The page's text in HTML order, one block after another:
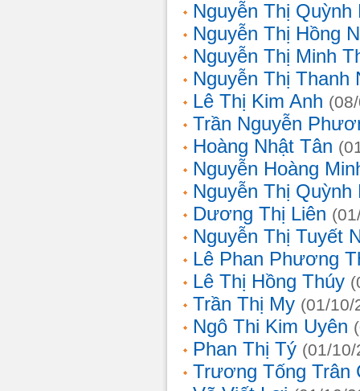
Nguyễn Thị Quỳnh
Nguyễn Thị Hồng
Nguyễn Thị Minh
Nguyễn Thị Thanh
Lê Thị Kim Anh
Trần Nguyễn
Hoàng Nhật Tân
Nguyễn Hoàng
Nguyễn Thị Quỳnh
Dương Thị Liên
Nguyễn Thị Tuyết
Lê Phan Phương
Lê Thị Hồng Thúy
Trần Thị My (01/10/
Ngô Thi Kim Uyên
Phan Thị Tý (01/
Trương Tống Trân